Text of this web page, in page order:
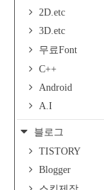
2D.etc
3D.etc
무료Font
C++
Android
A.I
블로그
TISTORY
Blogger